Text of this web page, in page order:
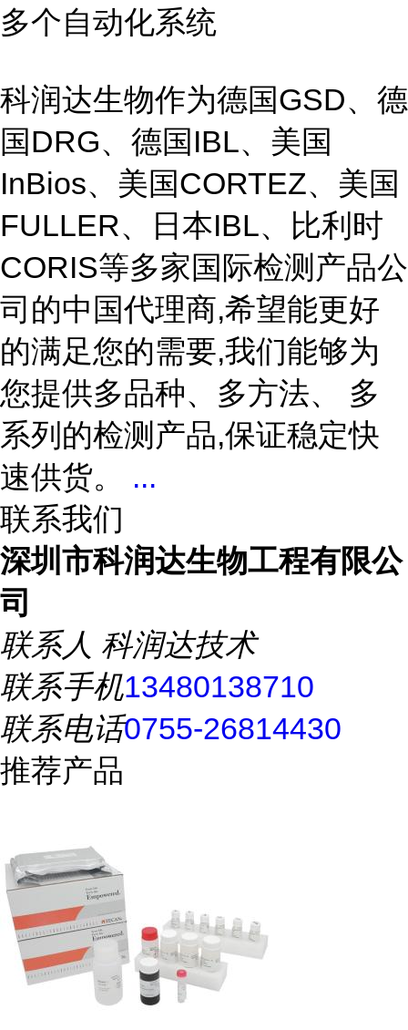
多个自动化系统
科润达生物作为德国GSD、德
国DRG、德国IBL、美国
InBios、美国CORTEZ、美国
FULLER、日本IBL、比利时
CORIS等多家国际检测产品公
司的中国代理商,希望能更好
的满足您的需要,我们能够为
您提供多品种、多方法、 多
系列的检测产品,保证稳定快
速供货。 ...
联系我们
深圳市科润达生物工程有限公
司
联系人 科润达技术
联系手机13480138710
联系电话0755-26814430
推荐产品